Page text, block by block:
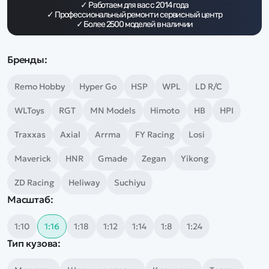
✓ Работаем для вас с2014года
✓ Профессиональный ремонт и сервисный центр
✓ Более2500моделей в наличии
Бренды:
Remo Hobby Hyper Go HSP WPL LD R/C
WLToys RGT MN Models Himoto HB HPI
Traxxas Axial Arrma FY Racing Losi
Maverick HNR Gmade Zegan Yikong
ZD Racing Heliway Suchiyu
Масштаб:
1:10 1:16 1:18 1:12 1:14 1:8 1:24
Тип кузова:
Дополнительный способ связи
WhatsApp/Мобильный
Заказать звонок
Наши соцсети:
Каталог
Квадрокоптеры
Машинки
Информация